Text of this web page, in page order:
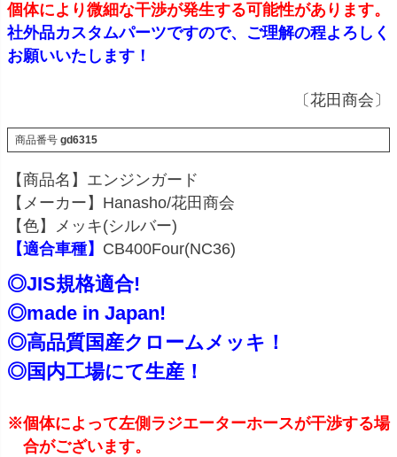
個体により微細な干渉が発生する可能性があります。
社外品カスタムパーツですので、ご理解の程よろしく
お願いいたします！
〔花田商会〕
商品番号 gd6315
【商品名】エンジンガード
【メーカー】Hanasho/花田商会
【色】メッキ(シルバー)
【適合車種】 CB400Four(NC36)
◎JIS規格適合!
◎made in Japan!
◎高品質国産クロームメッキ！
◎国内工場にて生産！
※個体によって左側ラジエーターホースが干渉する場
合がございます。